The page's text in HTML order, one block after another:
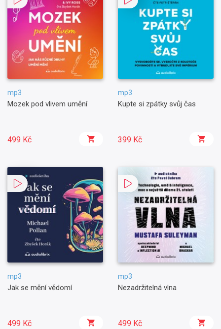
mp3
Mozek pod vlivem umění
499 Kč
mp3
Kupte si zpátky svůj čas
399 Kč
mp3
Jak se mění vědomí
499 Kč
mp3
Nezadržitelná vlna
499 Kč